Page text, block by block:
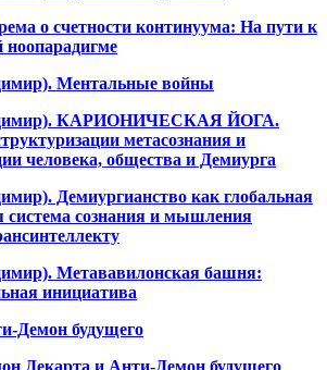
о счетности континуума: На пути к
ноопарадигме
Ментальные войны
КАРИОНИЧЕСКАЯ ЙОГА.
метасознания и
человека, общества и Демиурга
Демиургианство как глобальная
система сознания и мышления
Метававилонская башня:
инициатива
Демон будущего
Декарта и Анти-Демон будущего